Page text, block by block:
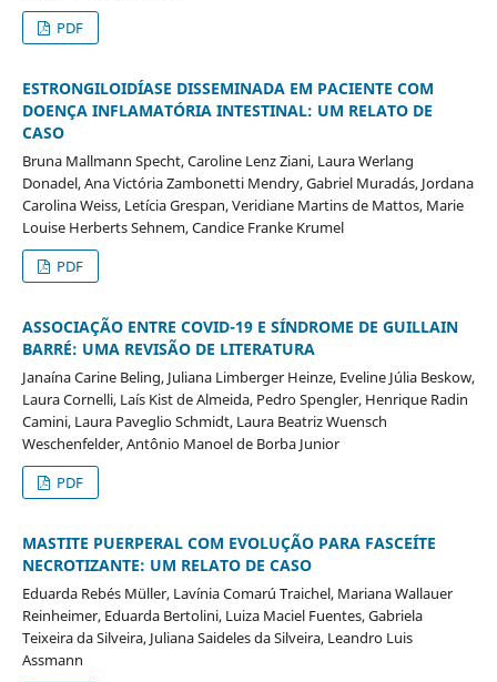
PDF
ESTRONGILOIDÍASE DISSEMINADA EM PACIENTE COM
DOENÇA INFLAMATÓRIA INTESTINAL: UM RELATO DE
CASO
Bruna Mallmann Specht, Caroline Lenz Ziani, Laura Werlang
Donadel, Ana Victória Zambonetti Mendry, Gabriel Muradás, Jordana
Carolina Weiss, Letícia Grespan, Veridiane Martins de Mattos, Marie
Louise Herberts Sehnem, Candice Franke Krumel
PDF
ASSOCIAÇÃO ENTRE COVID-19 E SÍNDROME DE GUILLAIN
BARRÉ: UMA REVISÃO DE LITERATURA
Janaína Carine Beling, Juliana Limberger Heinze, Eveline Júlia Beskow,
Laura Cornelli, Laís Kist de Almeida, Pedro Spengler, Henrique Radin
Camini, Laura Paveglio Schmidt, Laura Beatriz Wuensch
Weschenfelder, Antônio Manoel de Borba Junior
PDF
MASTITE PUERPERAL COM EVOLUÇÃO PARA FASCEÍTE
NECROTIZANTE: UM RELATO DE CASO
Eduarda Rebés Müller, Lavínia Comarú Traichel, Mariana Wallauer
Reinheimer, Eduarda Bertolini, Luiza Maciel Fuentes, Gabriela
Teixeira da Silveira, Juliana Saideles da Silveira, Leandro Luis
Assmann